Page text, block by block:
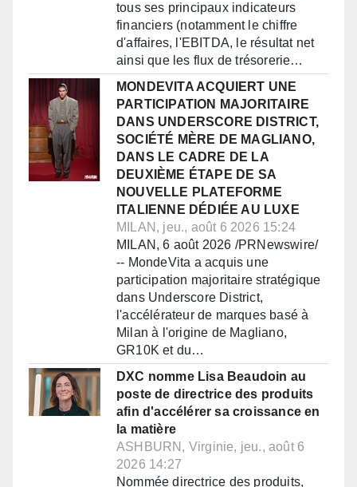
tous ses principaux indicateurs
financiers (notamment le chiffre
d'affaires, l'EBITDA, le résultat net
ainsi que les flux de trésorerie…
MONDEVITA ACQUIERT UNE
PARTICIPATION MAJORITAIRE
DANS UNDERSCORE DISTRICT,
SOCIÉTÉ MÈRE DE MAGLIANO,
DANS LE CADRE DE LA
DEUXIÈME ÉTAPE DE SA
NOUVELLE PLATEFORME
ITALIENNE DÉDIÉE AU LUXE
MILAN, jeu., août 6 2026 15:24
MILAN, 6 août 2026 /PRNewswire/
-- MondeVita a acquis une
participation majoritaire stratégique
dans Underscore District,
l'accélérateur de marques basé à
Milan à l'origine de Magliano,
GR10K et du…
DXC nomme Lisa Beaudoin au
poste de directrice des produits
afin d'accélérer sa croissance en
la matière
ASHBURN, Virginie, jeu., août 6
2026 14:27
Nommée directrice des produits,